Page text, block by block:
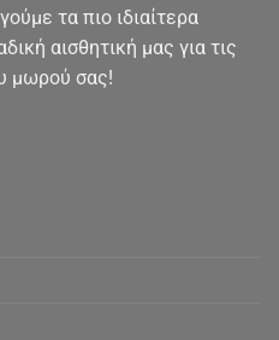
τα πιο ιδιαίτερα
αισθητική μας για τις
μωρού σας!